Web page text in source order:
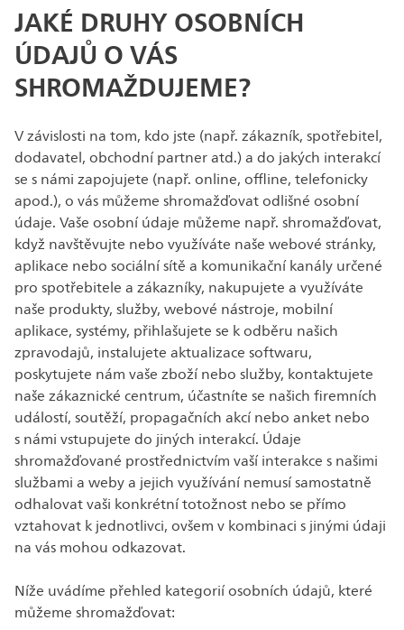
JAKÉ DRUHY OSOBNÍCH
ÚDAJŮ O VÁS
SHROMAŽDUJEME?
V závislosti na tom, kdo jste (např. zákazník, spotřebitel,
dodavatel, obchodní partner atd.) a do jakých interakcí
se s námi zapojujete (např. online, offline, telefonicky
apod.), o vás můžeme shromažďovat odlišné osobní
údaje. Vaše osobní údaje můžeme např. shromažďovat,
když navštěvujte nebo využíváte naše webové stránky,
aplikace nebo sociální sítě a komunikační kanály určené
pro spotřebitele a zákazníky, nakupujete a využíváte
naše produkty, služby, webové nástroje, mobilní
aplikace, systémy, přihlašujete se k odběru našich
zpravodajů, instalujete aktualizace softwaru,
poskytujete nám vaše zboží nebo služby, kontaktujete
naše zákaznické centrum, účastníte se našich firemních
událostí, soutěží, propagačních akcí nebo anket nebo
s námi vstupujete do jiných interakcí. Údaje
shromažďované prostřednictvím vaší interakce s našimi
službami a weby a jejich využívání nemusí samostatně
odhalovat vaši konkrétní totožnost nebo se přímo
vztahovat k jednotlivci, ovšem v kombinaci s jinými údaji
na vás mohou odkazovat.
Níže uvádíme přehled kategorií osobních údajů, které
můžeme shromažďovat: